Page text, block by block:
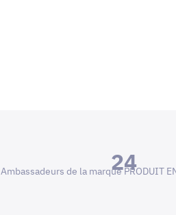
24
Ambassadeurs de la marque PRODUIT